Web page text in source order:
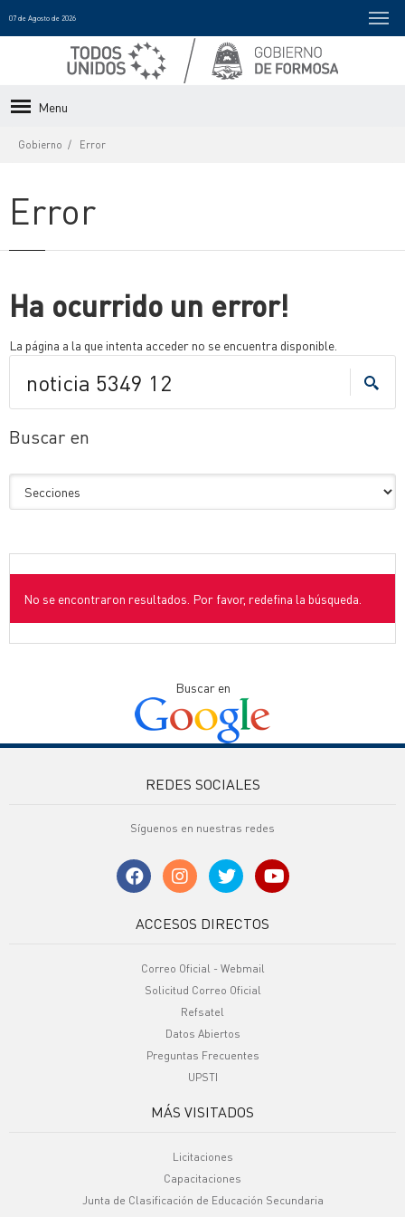
07 de Agosto de 2026
Menu
Gobierno Error
Error
Ha ocurrido un error!
La página a la que intenta acceder no se encuentra disponible.
Buscar en
No se encontraron resultados. Por favor, redefina la búsqueda.
Buscar en
REDES SOCIALES
Síguenos en nuestras redes
ACCESOS DIRECTOS
Correo Oficial - Webmail
Solicitud Correo Oficial
Refsatel
Datos Abiertos
Preguntas Frecuentes
UPSTI
MÁS VISITADOS
Licitaciones
Capacitaciones
Junta de Clasificación de Educación Secundaria